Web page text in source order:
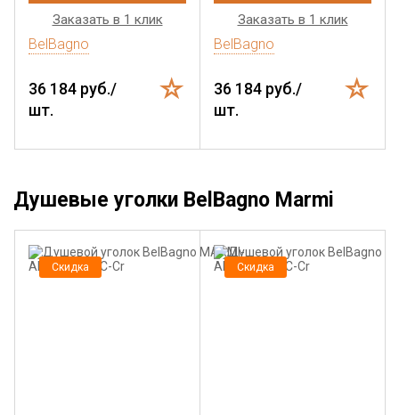
Заказать в 1 клик
BelBagno
36 184 руб./
шт.
Заказать в 1 клик
BelBagno
36 184 руб./
шт.
Душевые уголки BelBagno Marmi
Скидка Скидка